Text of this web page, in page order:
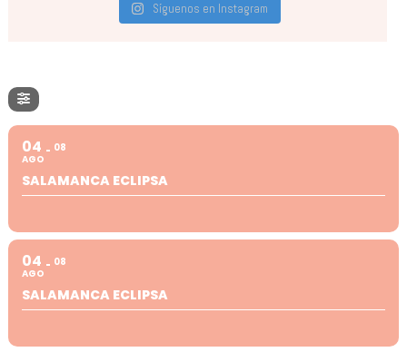
Síguenos en Instagram
04
AGO
08
SALAMANCA ECLIPSA
04
AGO
08
SALAMANCA ECLIPSA